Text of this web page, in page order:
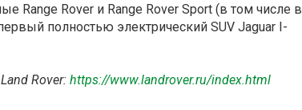
Range Rover и Range Rover Sport (в том числе в
полностью электрический SUV Jaguar I-
Rover: https://www.landrover.ru/index.html